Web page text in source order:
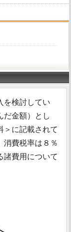
を検討してい
だ金額）とし
＞に記載されて
消費税率は８％
諸費用について